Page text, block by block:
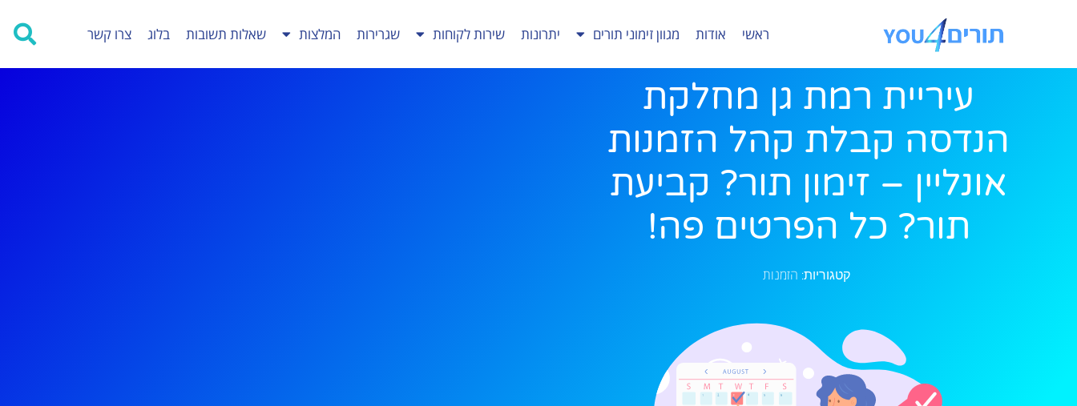
ראשי אודות מגוון זימוני תורים יתרונות שירות לקוחות שגרירות המלצות שאלות תשובות בלוג צרו קשר
עיריית רמת גן מחלקת
הנדסה קבלת קהל הזמנות
אונליין – זימון תור? קביעת
תור? כל הפרטים פה!
קטגוריות: הזמנות